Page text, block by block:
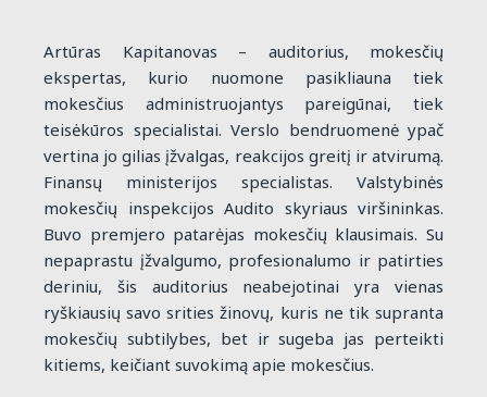
Artūras Kapitanovas – auditorius, mokesčių
ekspertas, kurio nuomone pasikliauna tiek
mokesčius administruojantys pareigūnai, tiek
teisėkūros specialistai. Verslo bendruomenė ypač
vertina jo gilias įžvalgas, reakcijos greitį ir atvirumą.
Finansų ministerijos specialistas. Valstybinės
mokesčių inspekcijos Audito skyriaus viršininkas.
Buvo premjero patarėjas mokesčių klausimais. Su
nepaprastu įžvalgumo, profesionalumo ir patirties
deriniu, šis auditorius neabejotinai yra vienas
ryškiausių savo srities žinovų, kuris ne tik supranta
mokesčių subtilybes, bet ir sugeba jas perteikti
kitiems, keičiant suvokimą apie mokesčius.